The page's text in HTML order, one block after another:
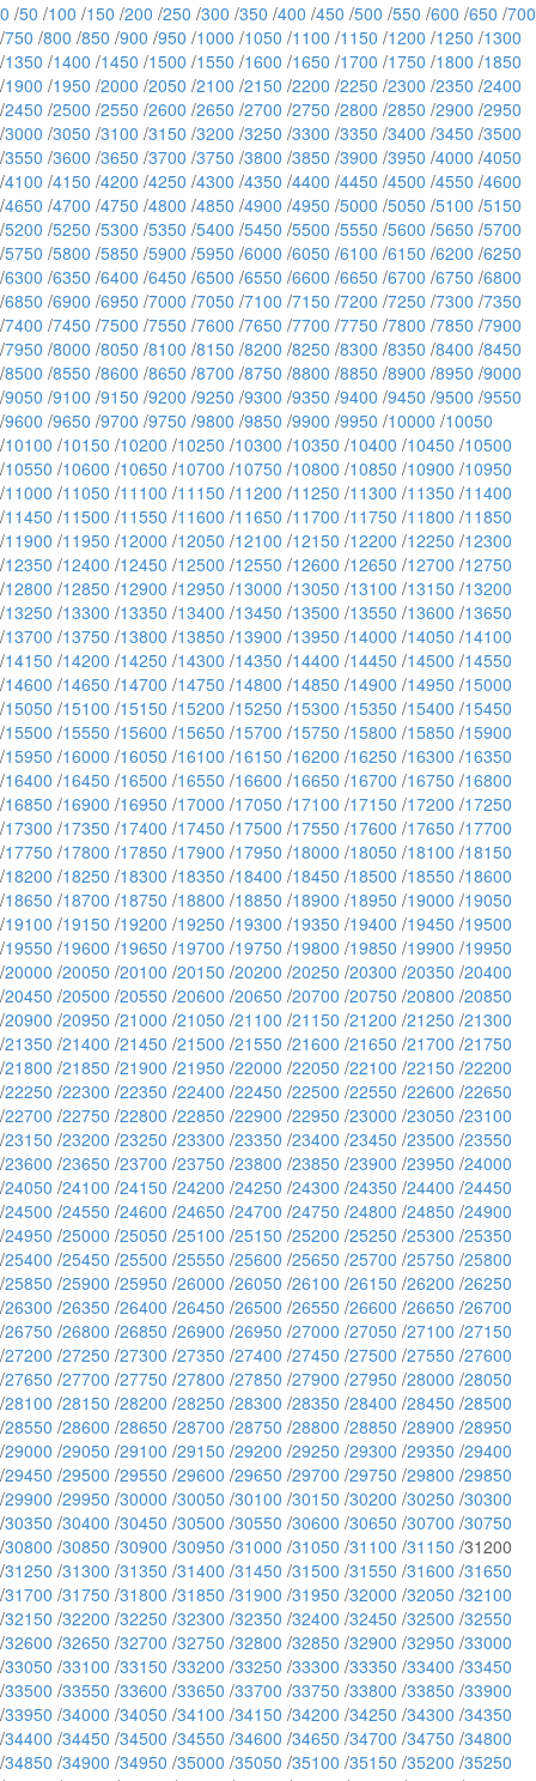
0 /50 /100 /150 /200 /250 /300 /350 /400 /450 /500 /550 /600 /650 /700
/750 /800 /850 /900 /950 /1000 /1050 /1100 /1150 /1200 /1250 /1300
/1350 /1400 /1450 /1500 /1550 /1600 /1650 /1700 /1750 /1800 /1850
/1900 /1950 /2000 /2050 /2100 /2150 /2200 /2250 /2300 /2350 /2400
/2450 /2500 /2550 /2600 /2650 /2700 /2750 /2800 /2850 /2900 /2950
/3000 /3050 /3100 /3150 /3200 /3250 /3300 /3350 /3400 /3450 /3500
/3550 /3600 /3650 /3700 /3750 /3800 /3850 /3900 /3950 /4000 /4050
/4100 /4150 /4200 /4250 /4300 /4350 /4400 /4450 /4500 /4550 /4600
/4650 /4700 /4750 /4800 /4850 /4900 /4950 /5000 /5050 /5100 /5150
/5200 /5250 /5300 /5350 /5400 /5450 /5500 /5550 /5600 /5650 /5700
/5750 /5800 /5850 /5900 /5950 /6000 /6050 /6100 /6150 /6200 /6250
/6300 /6350 /6400 /6450 /6500 /6550 /6600 /6650 /6700 /6750 /6800
/6850 /6900 /6950 /7000 /7050 /7100 /7150 /7200 /7250 /7300 /7350
/7400 /7450 /7500 /7550 /7600 /7650 /7700 /7750 /7800 /7850 /7900
/7950 /8000 /8050 /8100 /8150 /8200 /8250 /8300 /8350 /8400 /8450
/8500 /8550 /8600 /8650 /8700 /8750 /8800 /8850 /8900 /8950 /9000
/9050 /9100 /9150 /9200 /9250 /9300 /9350 /9400 /9450 /9500 /9550
/9600 /9650 /9700 /9750 /9800 /9850 /9900 /9950 /10000 /10050
/10100 /10150 /10200 /10250 /10300 /10350 /10400 /10450 /10500
/10550 /10600 /10650 /10700 /10750 /10800 /10850 /10900 /10950
/11000 /11050 /11100 /11150 /11200 /11250 /11300 /11350 /11400
/11450 /11500 /11550 /11600 /11650 /11700 /11750 /11800 /11850
/11900 /11950 /12000 /12050 /12100 /12150 /12200 /12250 /12300
/12350 /12400 /12450 /12500 /12550 /12600 /12650 /12700 /12750
/12800 /12850 /12900 /12950 /13000 /13050 /13100 /13150 /13200
/13250 /13300 /13350 /13400 /13450 /13500 /13550 /13600 /13650
/13700 /13750 /13800 /13850 /13900 /13950 /14000 /14050 /14100
/14150 /14200 /14250 /14300 /14350 /14400 /14450 /14500 /14550
/14600 /14650 /14700 /14750 /14800 /14850 /14900 /14950 /15000
/15050 /15100 /15150 /15200 /15250 /15300 /15350 /15400 /15450
/15500 /15550 /15600 /15650 /15700 /15750 /15800 /15850 /15900
/15950 /16000 /16050 /16100 /16150 /16200 /16250 /16300 /16350
/16400 /16450 /16500 /16550 /16600 /16650 /16700 /16750 /16800
/16850 /16900 /16950 /17000 /17050 /17100 /17150 /17200 /17250
/17300 /17350 /17400 /17450 /17500 /17550 /17600 /17650 /17700
/17750 /17800 /17850 /17900 /17950 /18000 /18050 /18100 /18150
/18200 /18250 /18300 /18350 /18400 /18450 /18500 /18550 /18600
/18650 /18700 /18750 /18800 /18850 /18900 /18950 /19000 /19050
/19100 /19150 /19200 /19250 /19300 /19350 /19400 /19450 /19500
/19550 /19600 /19650 /19700 /19750 /19800 /19850 /19900 /19950
/20000 /20050 /20100 /20150 /20200 /20250 /20300 /20350 /20400
/20450 /20500 /20550 /20600 /20650 /20700 /20750 /20800 /20850
/20900 /20950 /21000 /21050 /21100 /21150 /21200 /21250 /21300
/21350 /21400 /21450 /21500 /21550 /21600 /21650 /21700 /21750
/21800 /21850 /21900 /21950 /22000 /22050 /22100 /22150 /22200
/22250 /22300 /22350 /22400 /22450 /22500 /22550 /22600 /22650
/22700 /22750 /22800 /22850 /22900 /22950 /23000 /23050 /23100
/23150 /23200 /23250 /23300 /23350 /23400 /23450 /23500 /23550
/23600 /23650 /23700 /23750 /23800 /23850 /23900 /23950 /24000
/24050 /24100 /24150 /24200 /24250 /24300 /24350 /24400 /24450
/24500 /24550 /24600 /24650 /24700 /24750 /24800 /24850 /24900
/24950 /25000 /25050 /25100 /25150 /25200 /25250 /25300 /25350
/25400 /25450 /25500 /25550 /25600 /25650 /25700 /25750 /25800
/25850 /25900 /25950 /26000 /26050 /26100 /26150 /26200 /26250
/26300 /26350 /26400 /26450 /26500 /26550 /26600 /26650 /26700
/26750 /26800 /26850 /26900 /26950 /27000 /27050 /27100 /27150
/27200 /27250 /27300 /27350 /27400 /27450 /27500 /27550 /27600
/27650 /27700 /27750 /27800 /27850 /27900 /27950 /28000 /28050
/28100 /28150 /28200 /28250 /28300 /28350 /28400 /28450 /28500
/28550 /28600 /28650 /28700 /28750 /28800 /28850 /28900 /28950
/29000 /29050 /29100 /29150 /29200 /29250 /29300 /29350 /29400
/29450 /29500 /29550 /29600 /29650 /29700 /29750 /29800 /29850
/29900 /29950 /30000 /30050 /30100 /30150 /30200 /30250 /30300
/30350 /30400 /30450 /30500 /30550 /30600 /30650 /30700 /30750
/30800 /30850 /30900 /30950 /31000 /31050 /31100 /31150 /31200
/31250 /31300 /31350 /31400 /31450 /31500 /31550 /31600 /31650
/31700 /31750 /31800 /31850 /31900 /31950 /32000 /32050 /32100
/32150 /32200 /32250 /32300 /32350 /32400 /32450 /32500 /32550
/32600 /32650 /32700 /32750 /32800 /32850 /32900 /32950 /33000
/33050 /33100 /33150 /33200 /33250 /33300 /33350 /33400 /33450
/33500 /33550 /33600 /33650 /33700 /33750 /33800 /33850 /33900
/33950 /34000 /34050 /34100 /34150 /34200 /34250 /34300 /34350
/34400 /34450 /34500 /34550 /34600 /34650 /34700 /34750 /34800
/34850 /34900 /34950 /35000 /35050 /35100 /35150 /35200 /35250